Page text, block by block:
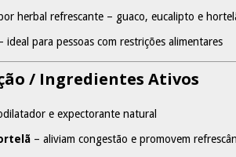
herbal refrescante – guaco, eucalipto e
ideal para pessoas com restrições alimentares
/ Ingredientes Ativos
e expectorante natural
– aliviam congestão e promovem